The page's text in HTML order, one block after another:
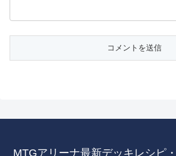
MTGアリーナ最新デッキレシピ